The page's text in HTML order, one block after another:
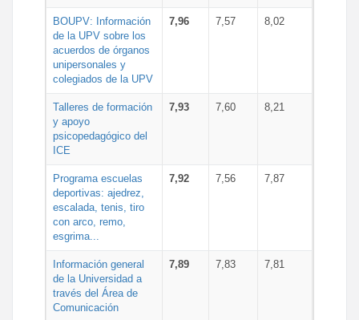
BOUPV: Información
de la UPV sobre los
acuerdos de órganos
unipersonales y
colegiados de la UPV
7,96 7,57 8,02
Talleres de formación
y apoyo
psicopedagógico del
ICE
7,93 7,60 8,21
Programa escuelas
deportivas: ajedrez,
escalada, tenis, tiro
con arco, remo,
esgrima...
7,92 7,56 7,87
Información general
de la Universidad a
través del Área de
Comunicación
7,89 7,83 7,81